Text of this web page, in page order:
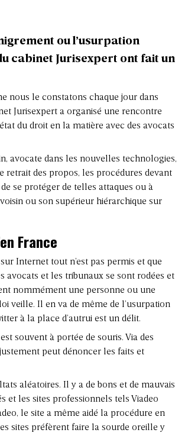
ou l’usurpation
cabinet Jurisexpert ont fait un
nous le constatons chaque jour dans
Jurisexpert a organisé une rencontre
du droit en la matière avec des avocats
avocate dans les nouvelles technologies,
retrait des propos, les procédures devant
se protéger de telles attaques ou à
ou son supérieur hiérarchique sur
France
Internet tout n’est pas permis et que
avocats et les tribunaux se sont rodées et
nommément une personne ou une
veille. Il en va de même de l’usurpation
à la place d’autrui est un délit.
souvent à portée de souris. Via des
peut dénoncer les faits et
aléatoires. Il y a de bons et de mauvais
et les sites professionnels tels Viadeo
le site a même aidé la procédure en
sites préfèrent faire la sourde oreille y